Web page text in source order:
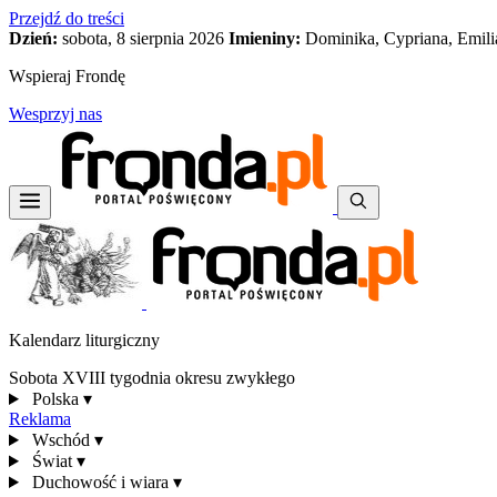
Przejdź do treści
Dzień: sobota, 8 sierpnia 2026 Imieniny: Dominika, Cypriana,
Wspieraj Frondę
Wesprzyj nas
Kalendarz liturgiczny
Sobota XVIII tygodnia okresu zwykłego
Polska ▾
Reklama
Wschód ▾
Świat ▾
Duchowość i wiara ▾